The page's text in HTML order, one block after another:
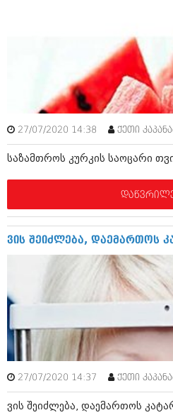
სექტემბერი 2017 (261)
აგვისტო 2017 (212)
ივლისი 2017 (233)
ივნისი 2017 (265)
მაისი 2017 (216)
აპრილი 2017 (220)
მარტი 2017 (212)
თებერვალი 2017 (205)
იანვარი 2017 (246)
ოქტომბერი 2016 (257)
აგვისტო 2016 (258)
ივლისი 2016 (211)
ივნისი 2016 (221)
მაისი 2016 (261)
აპრილი 2016 (215)
მარტი 2016 (200)
იანვარი 2016 (206)
დეკემბერი 2015 (207)
ნოემბერი 2015 (264)
სექტემბერი 2015 (215)
ივლისი 2015 (173)
27/07/2020 14:38 ქეთი
საზამთროს კურკის საოცარი
ვის შეიძლება, დაემართოს
27/07/2020 14:37 ქეთი
ვის შეიძლება, დაემართოს